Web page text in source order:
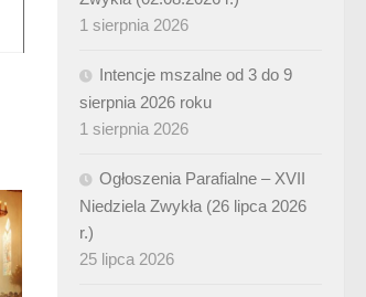
1 sierpnia 2026
Intencje mszalne od 3 do 9
sierpnia 2026 roku
1 sierpnia 2026
Ogłoszenia Parafialne – XVII
Niedziela Zwykła (26 lipca 2026
r.)
25 lipca 2026